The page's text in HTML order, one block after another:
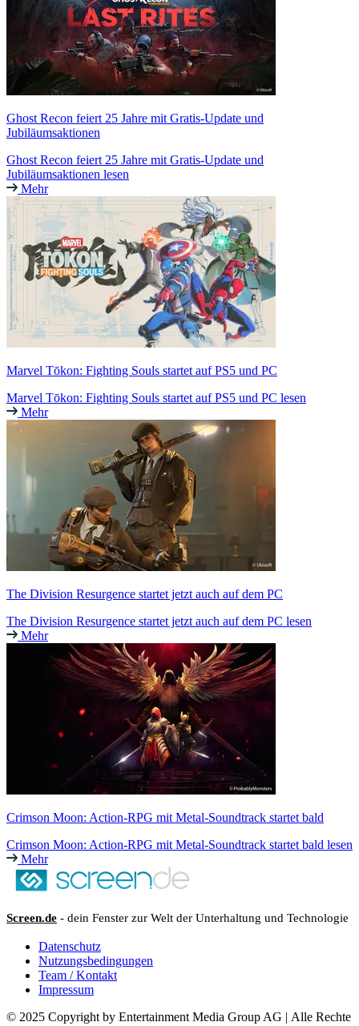
Ghost Recon feiert 25 Jahre mit Gratis-Update und
Jubiläumsaktionen
Ghost Recon feiert 25 Jahre mit Gratis-Update und
Jubiläumsaktionen lesen
Mehr
Marvel Tōkon: Fighting Souls startet auf PS5 und PC
Marvel Tōkon: Fighting Souls startet auf PS5 und PC lesen
Mehr
The Division Resurgence startet jetzt auch auf dem PC
The Division Resurgence startet jetzt auch auf dem PC lesen
Mehr
Crimson Moon: Action-RPG mit Metal-Soundtrack startet bald
Crimson Moon: Action-RPG mit Metal-Soundtrack startet bald lesen
Mehr
Screen.de - dein Fenster zur Welt der Unterhaltung und Technologie
Datenschutz
Nutzungsbedingungen
Team / Kontakt
Impressum
© 2025 Copyright by Entertainment Media Group AG | Alle Rechte